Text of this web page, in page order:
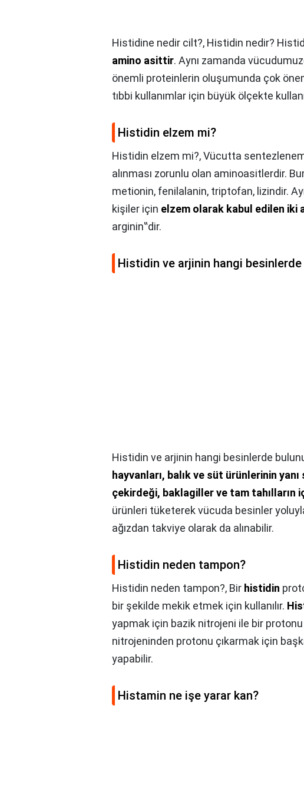
Histidine nedir cilt?, Histidin nedir?
amino asittir. Aynı zamanda
önemli proteinlerin oluşumunda çok
tıbbi kullanımlar için büyük ölçekte
Histidin elzem mi?
Histidin elzem mi?,Vücutta
alınması zorunlu olan aminoasitlerdir.
metionin, fenilalanin, triptofan, lizindir.
kişiler için elzem olarak kabul edilen iki
arginin‟dir.
Histidin ve arjinin hangi besinlerde
Histidin ve arjinin hangi besinlerde
hayvanları, balık ve süt ürünlerinin
çekirdeği, baklagiller ve tam tahılların
ürünleri tüketerek vücuda besinler
ağızdan takviye olarak da alınabilir.
Histidin neden tampon?
Histidin neden tampon?, Bir histidin
bir şekilde mekik etmek için kullanılır.
yapmak için bazik nitrojeni ile bir
nitrojeninden protonu çıkarmak için
yapabilir.
Histamin ne işe yarar kan?